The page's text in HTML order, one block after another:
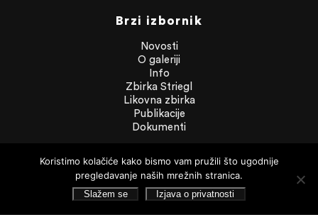
Brzi izbornik
Novosti
O galeriji
Info
Zbirka Striegl
Likovna zbirka
Publikacije
Dokumenti
Dokumenti
Financijska izvješća
Javna nabava
Statut Galerije
Koristimo kolačiće kako bismo vam pružili što ugodnije
pregledavanje naših mrežnih stranica.
Slažem se Izjava o privatnosti